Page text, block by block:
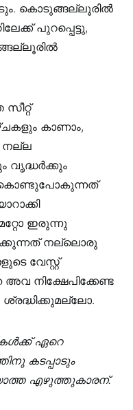
കൊടുങ്ങല്ലൂരിൽ
പുറപ്പെട്ടു,
കാണാം,
നല്ല
വൃദ്ധർക്കും
ഇരുന്നു
നല്ലൊരു
വേസ്റ്റ്
അവ നിക്ഷേപിക്കേണ്ട
ഏറെ
കടപ്പാടും
എഴുത്തുകാരന്.